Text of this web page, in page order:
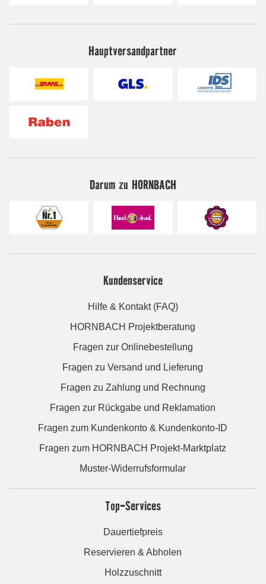
Hauptversandpartner
Darum zu HORNBACH
Kundenservice
Hilfe & Kontakt (FAQ)
HORNBACH Projektberatung
Fragen zur Onlinebestellung
Fragen zu Versand und Lieferung
Fragen zu Zahlung und Rechnung
Fragen zur Rückgabe und Reklamation
Fragen zum Kundenkonto & Kundenkonto-ID
Fragen zum HORNBACH Projekt-Marktplatz
Muster-Widerrufsformular
Top-Services
Dauertiefpreis
Reservieren & Abholen
Holzzuschnitt